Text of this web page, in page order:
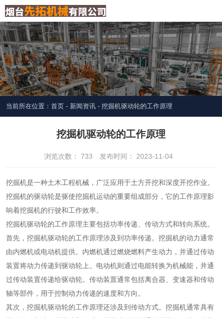
当前所在位置：首页 - 新闻资讯 - 挖掘机驱动轮的工作原理
挖掘机驱动轮的工作原理
浏览次数： 733 发布时间： 2023-11-04
挖掘机是一种土木工程机械，广泛应用于土方开挖和深度开挖作业。
挖掘机的驱动轮是驱使挖掘机运动的重要组成部分，它的工作原理影
响着挖掘机的行驶和工作效率。
挖掘机驱动轮的工作原理主要包括功率传递、传动方式和转向系统。
首先，挖掘机驱动轮的工作原理涉及到功率传递。挖掘机的动力通常
由内燃机或电动机提供。内燃机通过燃烧燃料产生动力，并通过传动
装置将动力传递到驱动轮上。电动机则通过电能转换为机械能，并通
过传动装置传递给驱动轮。传动装置通常包括离合器、变速器和传动
轴等部件，用于控制动力传递的速度和方向。
其次，挖掘机驱动轮的工作原理还涉及到传动方式。挖掘机通常具有